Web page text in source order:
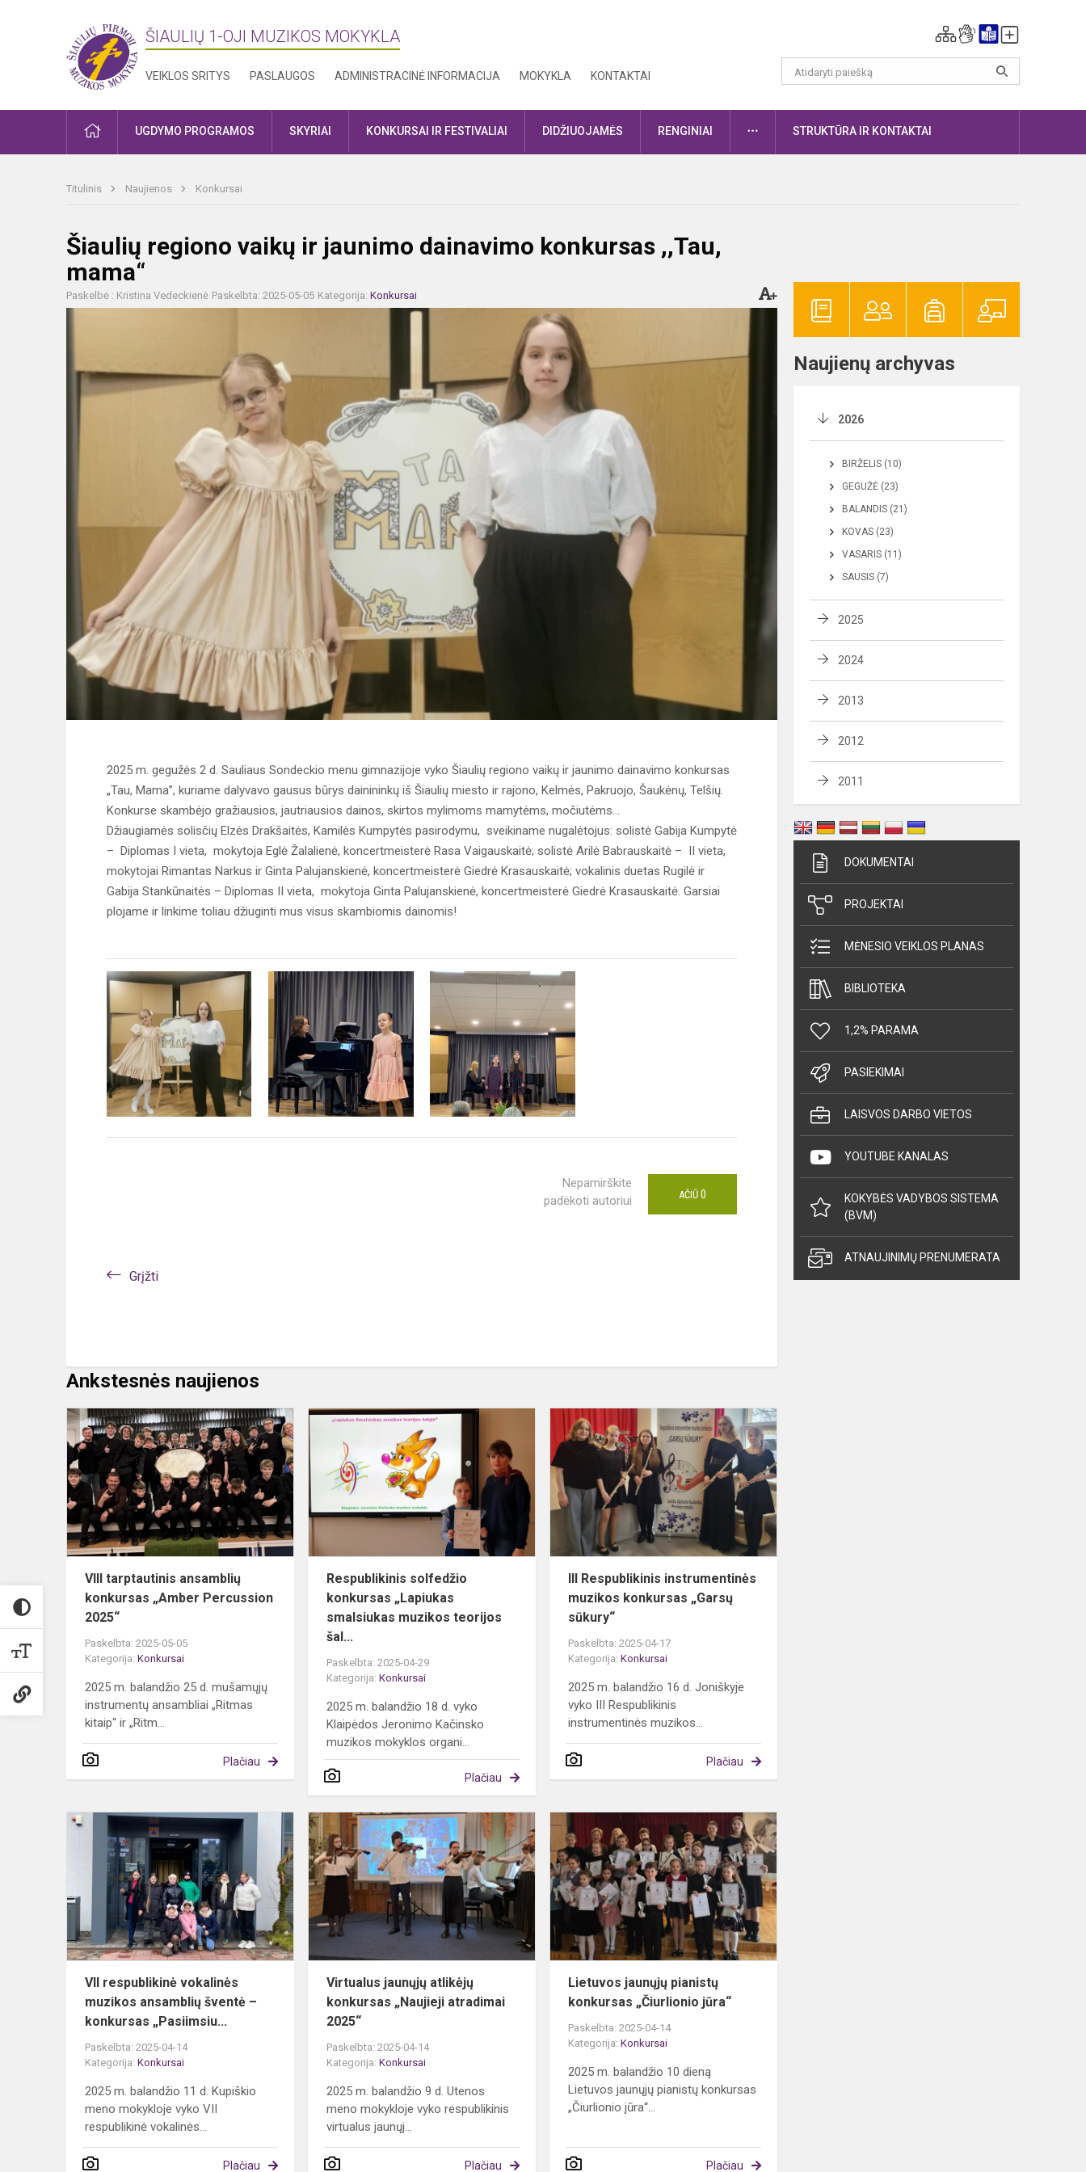
ŠIAULIŲ 1-OJI MUZIKOS MOKYKLA
VEIKLOS SRITYS PASLAUGOS ADMINISTRACINĖ INFORMACIJA MOKYKLA KONTAKTAI
PRADŽIAUGDYMO PROGRAMOS SKYRIAI KONKURSAI IR FESTIVALIAI DIDŽIUOJAMĖS RENGINIAI DAUGIAUSTRUKTŪRA IR KONTAKTAI
Titulinis Naujienos Konkursai
Šiaulių regiono vaikų ir jaunimo dainavimo konkursas ,,Tau,
mama“
Paskelbė : Kristina Vedeckienė Paskelbta: 2025-05-05 Kategorija: Konkursai
2025 m. gegužės 2 d. Sauliaus Sondeckio menu gimnazijoje vyko Šiaulių regiono vaikų ir jaunimo dainavimo konkursas
„Tau, Mama”, kuriame dalyvavo gausus būrys dainininkų iš Šiaulių miesto ir rajono, Kelmės, Pakruojo, Šaukėnų, Telšių.
Konkurse skambėjo gražiausios, jautriausios dainos, skirtos mylimoms mamytėms, močiutėms…
Džiaugiamės solisčių Elzės Drakšaitės, Kamilės Kumpytės pasirodymu, sveikiname nugalėtojus: solistė Gabija Kumpytė
– Diplomas I vieta, mokytoja Eglė Žalalienė, koncertmeisterė Rasa Vaigauskaitė; solistė Arilė Babrauskaitė – II vieta,
mokytojai Rimantas Narkus ir Ginta Palujanskienė, koncertmeisterė Giedrė Krasauskaitė; vokalinis duetas Rugilė ir
Gabija Stankūnaitės – Diplomas II vieta, mokytoja Ginta Palujanskienė, koncertmeisterė Giedrė Krasauskaitė. Garsiai
plojame ir linkime toliau džiuginti mus visus skambiomis dainomis!
Nepamirškite
padėkoti autoriui
AČIŪ 0
Grįžti
Ankstesnės naujienos
VIII
tarptautinis
ansamblių
konkursas
„Amber
Percussion
202...
VIII tarptautinis ansamblių
konkursas „Amber Percussion
2025“
Paskelbta: 2025-05-05
Kategorija: Konkursai
2025 m. balandžio 25 d. mušamųjų
instrumentų ansambliai „Ritmas
kitaip“ ir „Ritm...
Plačiau
Respublikinis
solfedžio
konkursas
„Lapiukas
smalsiukas
muzi...
Respublikinis solfedžio
konkursas „Lapiukas
smalsiukas muzikos teorijos
šal...
Paskelbta: 2025-04-29
Kategorija:Konkursai
2025 m. balandžio 18 d. vyko
Klaipėdos Jeronimo Kačinsko
muzikos mokyklos organi...
Plačiau
III
Respublikinis
instrumentinės
muzikos
konkursas
„Garsų
s...
III Respublikinis instrumentinės
muzikos konkursas „Garsų
sūkury“
Paskelbta: 2025-04-17
Kategorija:Konkursai
2025 m. balandžio 16 d. Joniškyje
vyko III Respublikinis
instrumentinės muzikos...
Plačiau
VII
respublikinė
vokalinės
muzikos
ansamblių
šventė
–
konku...
VII respublikinė vokalinės
muzikos ansamblių šventė –
konkursas „Pasiimsiu...
Paskelbta: 2025-04-14
Kategorija: Konkursai
2025 m. balandžio 11 d. Kupiškio
meno mokykloje vyko VII
respublikinė vokalinės...
Plačiau
jaunųjų
atlikėjų
konkursas
„Naujieji
20...
Virtualus jaunųjų atlikėjų
konkursas „Naujieji atradimai
2025“
Paskelbta: 2025-04-14
Kategorija:Konkursai
2025 m. balandžio 9 d. Utenos
meno mokykloje vyko respublikinis
virtualus jaunųj...
Plačiau
Lietuvos
jaunųjų
pianistų
konkursas
„Čiurlionio
Lietuvos jaunųjų pianistų
konkursas „Čiurlionio jūra“
Paskelbta: 2025-04-14
Kategorija:Konkursai
2025 m. balandžio 10 dieną
Lietuvos jaunųjų pianistų konkursas
„Čiurlionio jūra“...
Plačiau
Naujienų archyvas
2026
BIRŽELIS (10)
GEGUŽĖ (23)
BALANDIS (21)
KOVAS (23)
VASARIS (11)
SAUSIS (7)
2025
2024
2013
2012
2011
DOKUMENTAI
PROJEKTAI
MĖNESIO VEIKLOS PLANAS
BIBLIOTEKA
1,2% PARAMA
PASIEKIMAI
LAISVOS DARBO VIETOS
YOUTUBE KANALAS
KOKYBĖS VADYBOS SISTEMA
(BVM)
ATNAUJINIMŲ PRENUMERATA